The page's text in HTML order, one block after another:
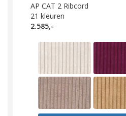
AP CAT 2 Ribcord
21 kleuren
2.585,-